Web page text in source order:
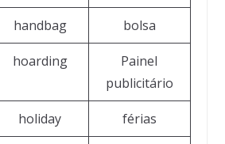
handbag bolsa
hoarding
Painel
publicitário
holiday férias